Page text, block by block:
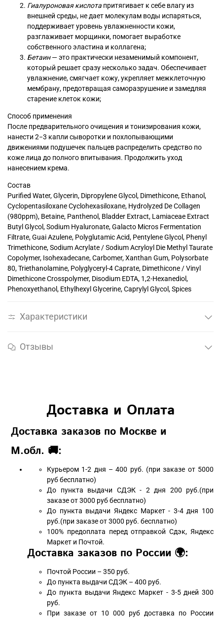
Гиалуроновая кислота притягивает к себе влагу из
внешней среды, не дает молекулам воды испаряться,
поддерживает уровень увлажненности кожи,
разглаживает морщинки, помогает выработке
собственного эластина и коллагена;
Бетаин— это практически незаменимый компонент,
который решает сразу несколько задач. Обеспечивает
увлажнение, смягчает кожу, укрепляет межклеточную
мембрану, предотвращая саморазрушение и замедляя
старение клеток кожи;
Способ применения
После предварительного очищения и тонизирования кожи,
нанести 2−3 капли сыворотки и похлопывающими
движениями подушечек пальцев распределить средство по
коже лица до полного впитывания. Продолжить уход
нанесением крема.
Состав
Purified Water, Glycerin, Dipropylene Glycol, Dimethicone, Ethanol,
Cyclopentasiloxane Cyclohexasiloxane, Hydrolyzed De Collagen
(980ppm), Betaine, Panthenol, Bladder Extract, Lamiaceae Extract
Butyl Glycol, Sodium Hyaluronate, Galacto Micros Fermentation
Filtrate, Guai Azulene, Polyglutamic Acid, Pentylene Glycol, Phenyl
Trimethicone, Sodium Acrylate / Sodium Acryloyl Die Methyl Taurate
Copolymer, Isohexadecane, Carbomer, Xanthan Gum, Polysorbate
80, Triethanolamine, Polyglyceryl-4 Caprate, Dimethicone / Vinyl
Dimethicone Crosspolymer, Disodium EDTA, 1,2-Hexanediol,
Phenoxyethanol, Ethylhexyl Glycerine, Caprylyl Glycol, Spices
Характеристики
Отзывы
Доставка и Оплата
Доставка заказов по Москве и
М.обл. 🚚:
Курьером 1-2 дня – 400 руб. (при заказе от 5000
руб бесплатно)
До пункта выдачи СДЭК - 2 дня 200 руб.(при
заказе от 3000 руб бесплатно)
До пункта выдачи Яндекс Маркет - 3-4 дня 100
руб.(при заказе от 3000 руб. бесплатно)
100% предоплата перед отправкой Сдэк, Яндекс
Маркет и Почтой.
Доставка заказов по России 🌍:
Почтой России – 350 руб.
До пункта выдачи СДЭК – 400 руб.
До пункта выдачи Яндекс Маркет - 3-5 дней 300
руб.
При заказе от 10 000 руб доставка по России